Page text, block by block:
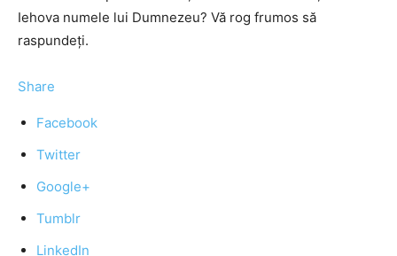
Iehova numele lui Dumnezeu? Vă rog frumos să
raspundeţi.
Share
Facebook
Twitter
Google+
Tumblr
LinkedIn